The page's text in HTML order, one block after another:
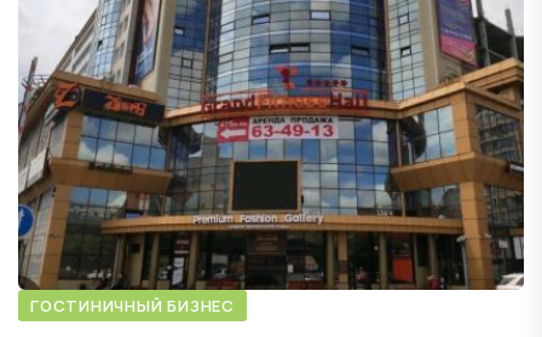
ГОСТИНИЧНЫЙ БИЗНЕС